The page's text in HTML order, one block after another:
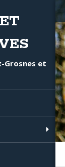
Grosnes et